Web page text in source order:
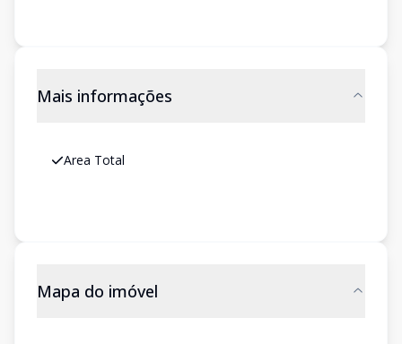
Mais informações
Area Total
Mapa do imóvel